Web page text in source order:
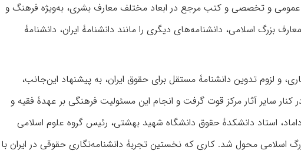
دانشنامه‌های عمومی و تخصصی و کتب مرجع در ابعاد مختلف معارف بشری، به‌ویژه فرهنگ و
بزرگ اسلامى، دانشنامه‌های دیگری را مانند دانشنامۀ ایران، دانشنامۀ
و لزوم تدوین دانشنامۀ مستقل برای حقوق ایران، به پیشنهاد این‌جانب،
کنار سایر آثار مرکز قوت گرفت و انجام این مسئولیت فرهنگى بر عهدۀ فقیه و
استاد دانشکدۀ حقوق دانشگاه شهید بهشتی، رئیس گروه علوم اسلامى
اسلامی محول شد. کاری که نخستین تجربۀ دانشنامه‌نگاری حقوقى در ایران با